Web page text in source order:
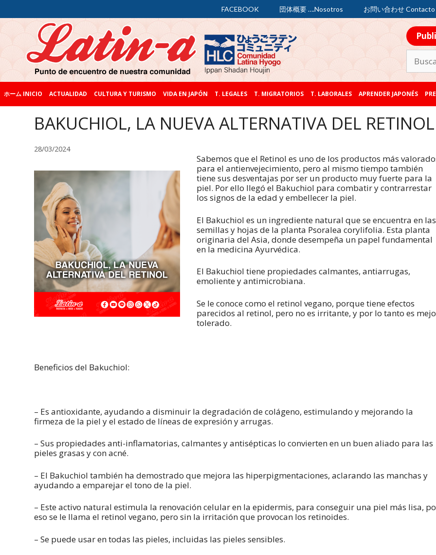
FACEBOOK 団体概要 ….Nosotros お問い合わせ Contacto
ホーム INICIO ACTUALIDAD CULTURA Y TURISMO VIDA EN JAPÓN T. LEGALES T. MIGRATORIOS T. LABORALES APRENDER JAPONÉS
BAKUCHIOL, LA NUEVA ALTERNATIVA DEL RETINOL
28/03/2024
Sabemos que el Retinol es uno de los productos más
para el antienvejecimiento, pero al mismo tiempo también
tiene sus desventajas por ser un producto muy fuerte para la
piel. Por ello llegó el Bakuchiol para combatir y contrarrestar
los signos de la edad y embellecer la piel.
El Bakuchiol es un ingrediente natural que se encuentra en las
semillas y hojas de la planta Psoralea corylifolia. Esta planta
originaria del Asia, donde desempeña un papel fundamental
en la medicina Ayurvédica.
El Bakuchiol tiene propiedades calmantes, antiarrugas,
emoliente y antimicrobiana.
Se le conoce como el retinol vegano, porque tiene efectos
parecidos al retinol, pero no es irritante, y por lo tanto es
tolerado.
Beneficios del Bakuchiol:
– Es antioxidante, ayudando a disminuir la degradación de colágeno, estimulando y mejorando la
firmeza de la piel y el estado de líneas de expresión y arrugas.
– Sus propiedades anti-inflamatorias, calmantes y antisépticas lo convierten en un buen aliado para las
pieles grasas y con acné.
– El Bakuchiol también ha demostrado que mejora las hiperpigmentaciones, aclarando las manchas y
ayudando a emparejar el tono de la piel.
– Este activo natural estimula la renovación celular en la epidermis, para conseguir una piel más lisa,
eso se le llama el retinol vegano, pero sin la irritación que provocan los retinoides.
– Se puede usar en todas las pieles, incluidas las pieles sensibles.